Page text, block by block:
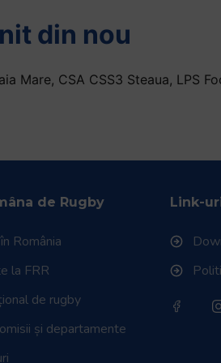
din nou
Mare, CSA CSS3 Steaua, LPS
de Rugby
România
la FRR
de rugby
și departamente
Link-